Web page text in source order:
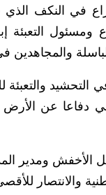
في النكف الذي
ومسئول التعبئة
والمجاهدين
التحشيد والتعبئة
دفاعا عن
الأخفش ومدير
والانتصار